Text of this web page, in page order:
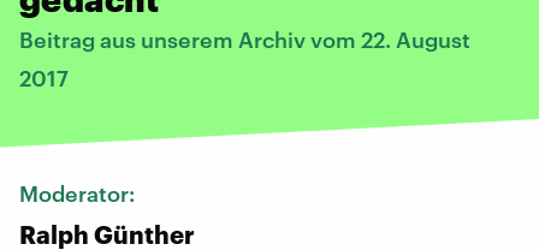
Beitrag aus unserem Archiv vom 22. August
2017
Moderator:
Ralph Günther